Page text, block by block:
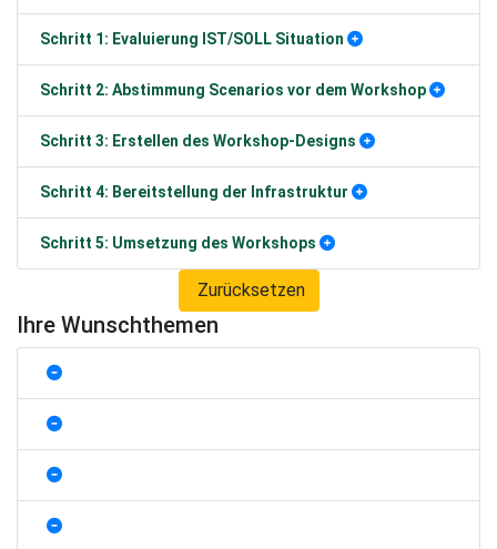
Schritt 1: Evaluierung IST/SOLL Situation
Schritt 2: Abstimmung Scenarios vor dem Workshop
Schritt 3: Erstellen des Workshop-Designs
Schritt 4: Bereitstellung der Infrastruktur
Schritt 5: Umsetzung des Workshops
Zurücksetzen
Ihre Wunschthemen